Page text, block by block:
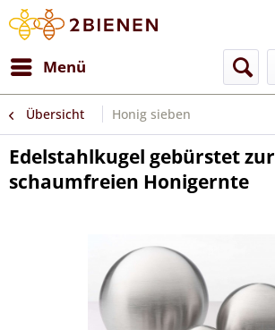
Menü
Übersicht Honig sieben
Edelstahlkugel gebürstet zur
schaumfreien Honigernte